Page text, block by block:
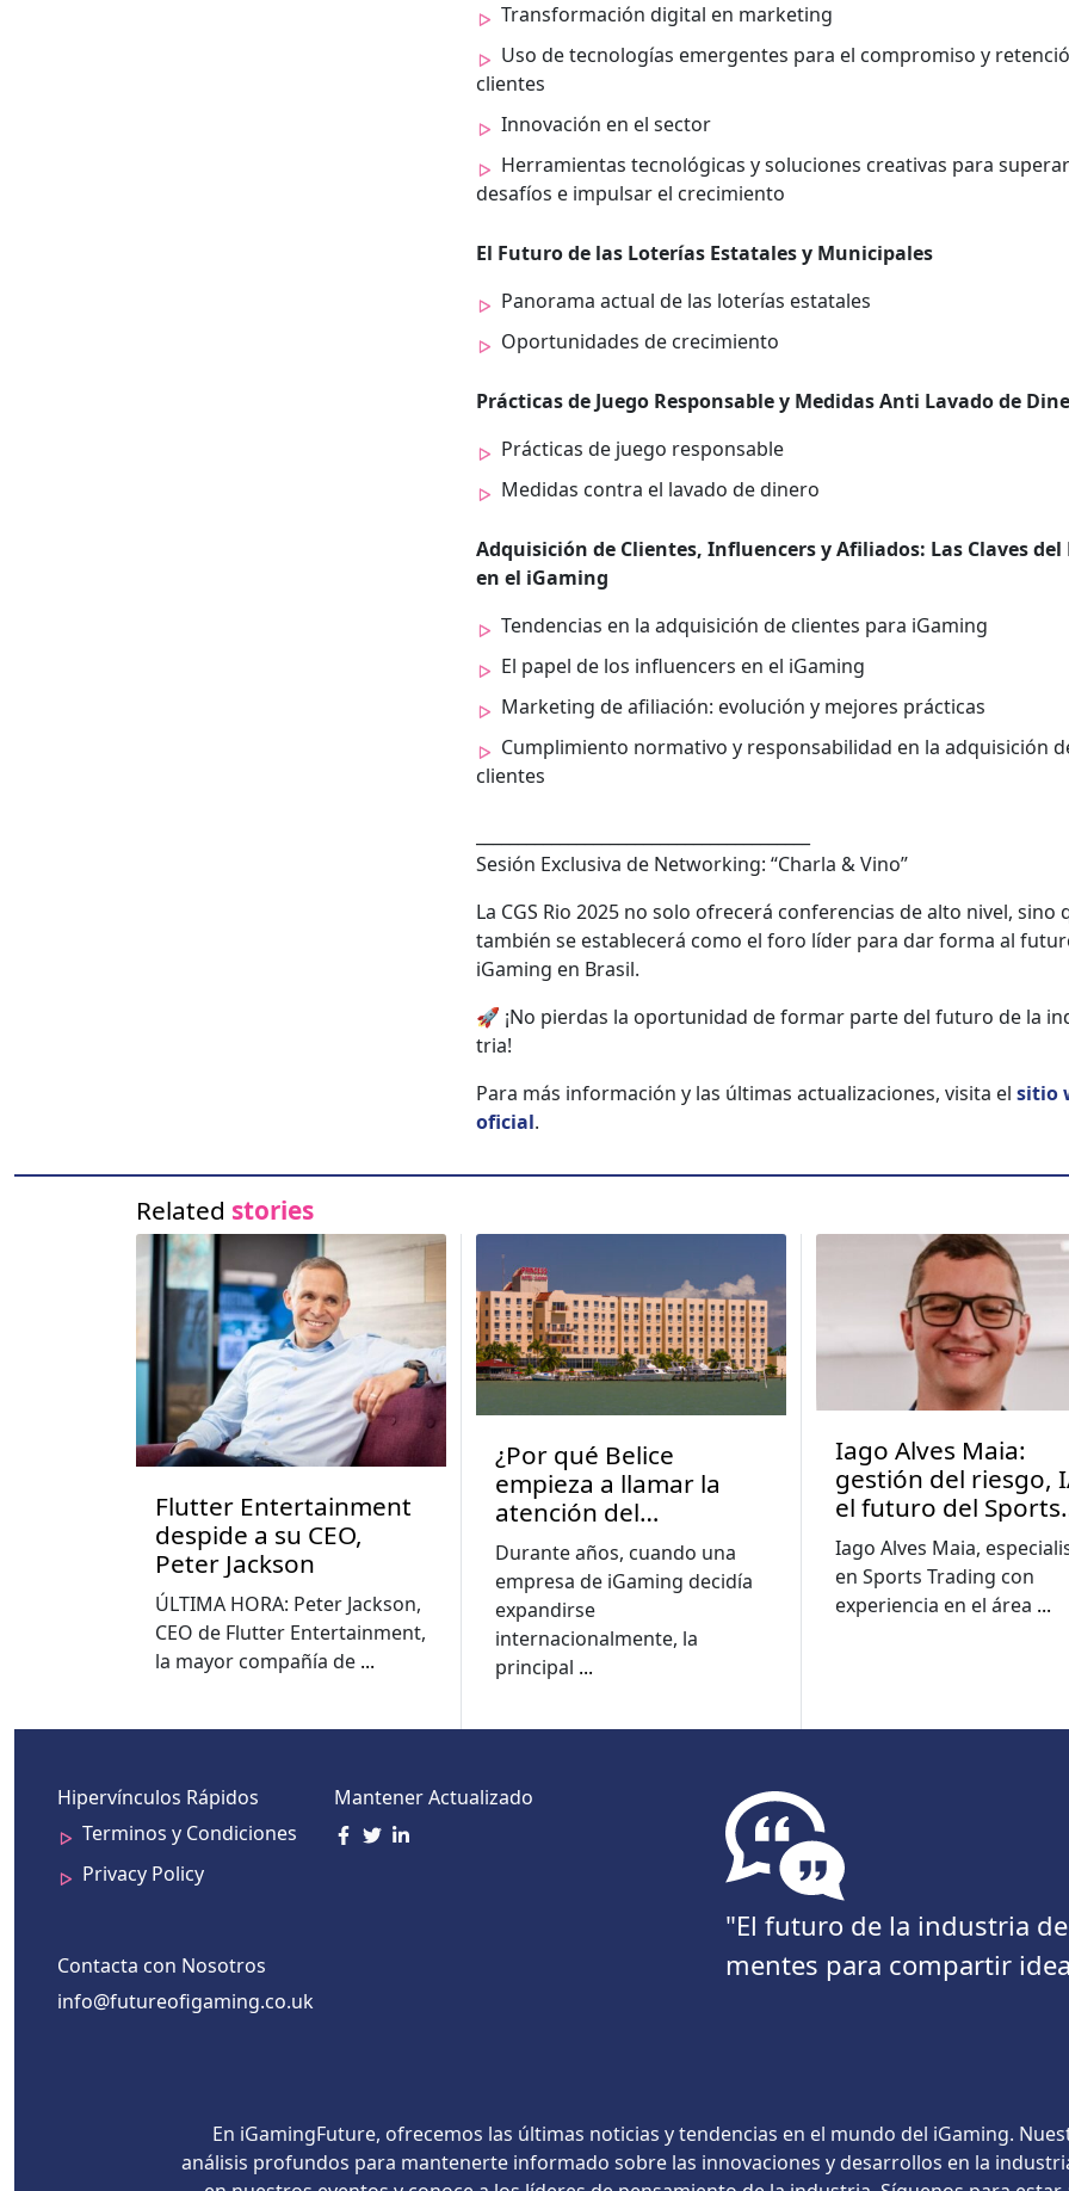
Trans­for­ma­ción dig­i­tal en mar­ket­ing
Uso de tec­nologías emer­gentes para el com­pro­miso y
clientes
Inno­vación en el sec­tor
Her­ramien­tas tec­nológ­i­cas y solu­ciones cre­ati­vas para super­ar
desafíos e impul­sar el crec­imien­to
El Futuro de las Loterías Estatales y Munic­i­pales
Panora­ma actu­al de las loterías estatales
Opor­tu­nidades de crec­imien­to
Prác­ti­cas de Juego Respon­s­able y Medi­das Anti Lava­do de
Prác­ti­cas de juego respon­s­able
Medi­das con­tra el lava­do de dinero
Adquisi­ción de Clientes, Influ­encers y Afil­i­a­dos: Las Claves del
en el iGam­ing
Ten­den­cias en la adquisi­ción de clientes para iGam­ing
El papel de los influ­encers en el iGam­ing
Mar­ket­ing de afil­iación: evolu­ción y mejores prác­ti­cas
Cumplim­ien­to nor­ma­ti­vo y respon­s­abil­i­dad en la adquisi­ción
clientes
Sesión Exclu­si­va de Net­work­ing: “Char­la & Vino”
La CGS Rio 2025 no solo ofre­cerá con­fer­en­cias de alto niv­el, sino
tam­bién se estable­cerá como el foro líder para dar for­ma al
iGam­ing en Brasil.
🚀 ¡No pier­das la opor­tu­nidad de for­mar parte del futuro de la
tria!
Para más infor­ma­ción y las últi­mas actu­al­iza­ciones, visi­ta el sitio
ofi­cial.
Related stories
Flutter Entertainment
despide a su CEO,
Peter Jackson
ÚLTIMA HORA: Peter Jackson,
CEO de Flutter Entertainment,
la mayor compañía de ...
¿Por qué Belice
empieza a llamar la
atención del
ecosistema iGaming?
Durante años, cuando una
empresa de iGaming decidía
expandirse
internacionalmente, la
principal ...
Iago Alves Maia:
gestión del riesgo,
el futuro del Sports
Trading en
Latinoamérica
Iago Alves Maia,
en Sports Trading con
experiencia en el área ...
Hipervínculos Rápidos
Terminos y Condiciones
Privacy Policy
Mantener Actualizado
Contacta con Nosotros
info@futureofigaming.co.uk
"El futuro de la industria
mentes para compartir
En iGamingFuture, ofrecemos las últimas noticias y tendencias en el mundo del iGaming.
análisis profundos para mantenerte informado sobre las innovaciones y desarrollos en la